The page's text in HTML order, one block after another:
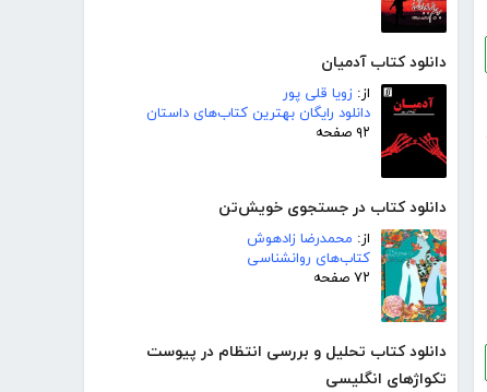
دانلود کتاب آدمیان
از: زویا قلی پور
دانلود رایگان بهترین کتاب‌های داستان
۹۲ صفحه
دانلود کتاب در جستجوی خویش‌تن
از: محمدرضا زادهوش
کتاب‌های روانشناسی
۷۲ صفحه
دانلود کتاب تحلیل و بررسی انتظام در پیوست
تکواژهای انگلیسی